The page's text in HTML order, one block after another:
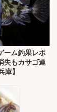
ーム釣果レポ
失もカサゴ連
庫】